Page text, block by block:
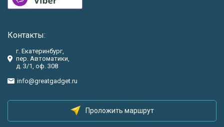
Контакты:
г. Екатеринбург,
пер. Автоматики,
д. 3/1, оф. 308
info@greatgadget.ru
Проложить маршрут